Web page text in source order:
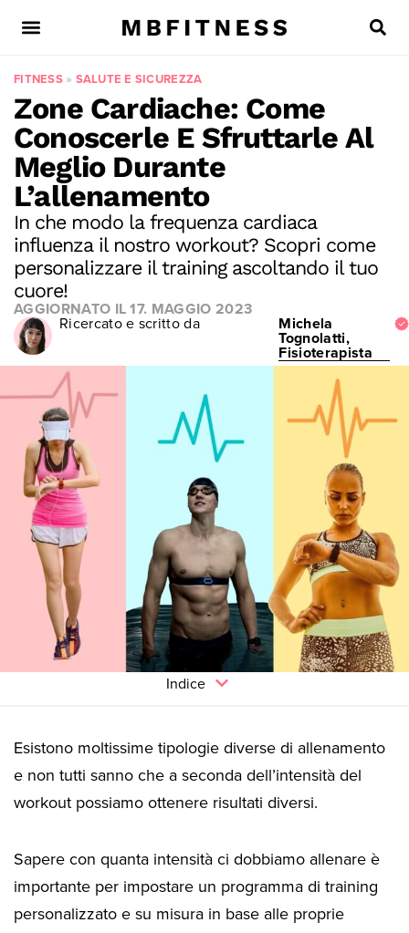
FITNESS» SALUTE E SICUREZZA
Zone Cardiache: Come
Conoscerle E Sfruttarle Al
Meglio Durante
L’allenamento
In che modo la frequenza cardiaca
influenza il nostro workout? Scopri come
personalizzare il training ascoltando il tuo
cuore!
AGGIORNATO IL17. MAGGIO 2023
Ricercato e scritto da Michela
Tognolatti,
Fisioterapista
Indice
Esistono moltissime tipologie diverse di allenamento
e non tutti sanno che a seconda dell’intensità del
workout possiamo ottenere risultati diversi.
Sapere con quanta intensità ci dobbiamo allenare è
importante per impostare un programma di training
personalizzato e su misura in base alle proprie